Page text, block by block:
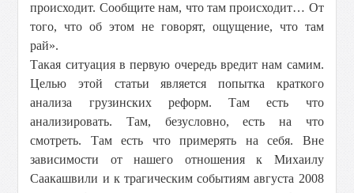
происходит. Сообщите нам, что там происходит… От
того, что об этом не говорят, ощущение, что там
рай».
Такая ситуация в первую очередь вредит нам самим.
Целью этой статьи является попытка краткого
анализа грузинских реформ. Там есть что
анализировать. Там, безусловно, есть на что
смотреть. Там есть что примерять на себя. Вне
зависимости от нашего отношения к Михаилу
Саакашвили и к трагическим событиям августа 2008